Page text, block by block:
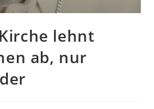
lehnt
ab, nur